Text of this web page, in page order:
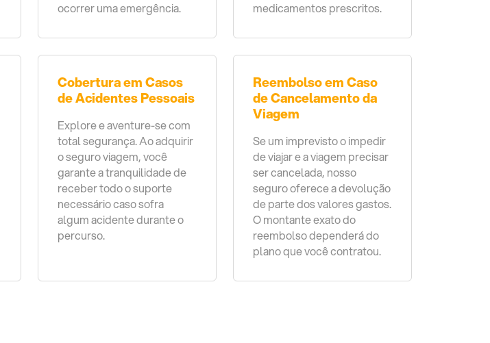
ocorrer uma emergência.
medicamentos prescritos.
Cobertura em Casos
de Acidentes Pessoais
Explore e aventure-se com
total segurança. Ao adquirir
o seguro viagem, você
garante a tranquilidade de
receber todo o suporte
necessário caso sofra
algum acidente durante o
percurso.
Reembolso em Caso
de Cancelamento da
Viagem
Se um imprevisto o impedir
de viajar e a viagem precisar
ser cancelada, nosso
seguro oferece a devolução
de parte dos valores gastos.
O montante exato do
reembolso dependerá do
plano que você contratou.